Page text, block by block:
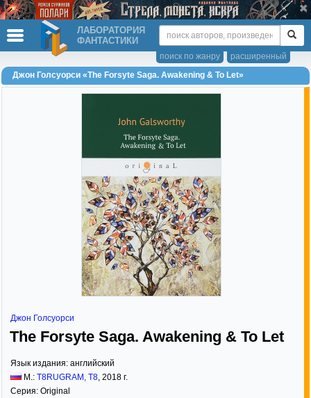
ЛАБОРАТОРИЯ
ФАНТАСТИКИ
расширенный
поиск по жанру
Джон Голсуорси «The Forsyte Saga. Awakening & To Let»
Джон Голсуорси
The Forsyte Saga. Awakening & To Let
Язык издания: английский
М.: Т8RUGRAM, Т8, 2018 г.
Серия: Original